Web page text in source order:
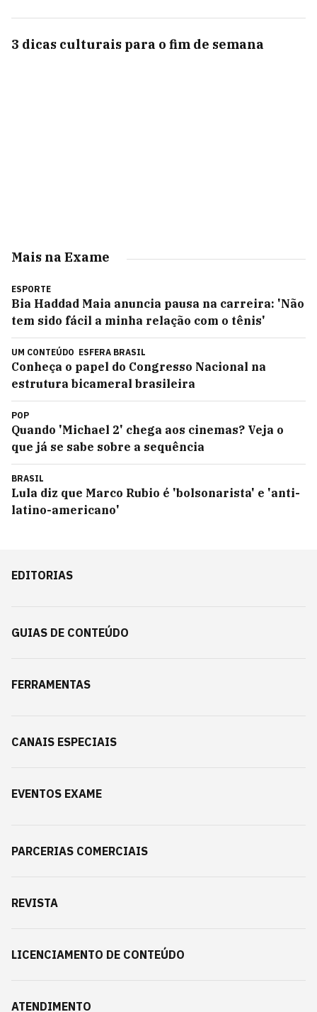
3 dicas culturais para o fim de semana
Mais na Exame
ESPORTE
Bia Haddad Maia anuncia pausa na carreira: 'Não
tem sido fácil a minha relação com o tênis'
UM CONTEÚDO ESFERA BRASIL
Conheça o papel do Congresso Nacional na
estrutura bicameral brasileira
POP
Quando 'Michael 2' chega aos cinemas? Veja o
que já se sabe sobre a sequência
BRASIL
Lula diz que Marco Rubio é 'bolsonarista' e 'anti-
latino-americano'
EDITORIAS
GUIAS DE CONTEÚDO
FERRAMENTAS
CANAIS ESPECIAIS
EVENTOS EXAME
PARCERIAS COMERCIAIS
REVISTA
LICENCIAMENTO DE CONTEÚDO
ATENDIMENTO